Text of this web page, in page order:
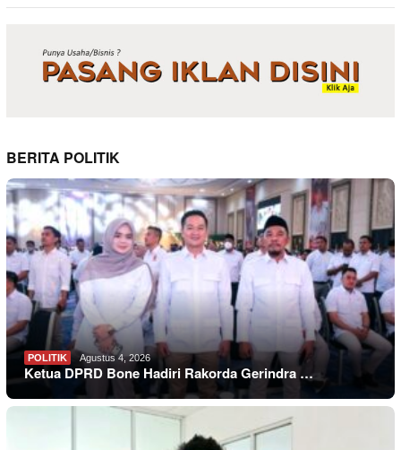
BERITA POLITIK
POLITIK Agustus 4, 2026
Ketua DPRD Bone Hadiri Rakorda Gerindra …